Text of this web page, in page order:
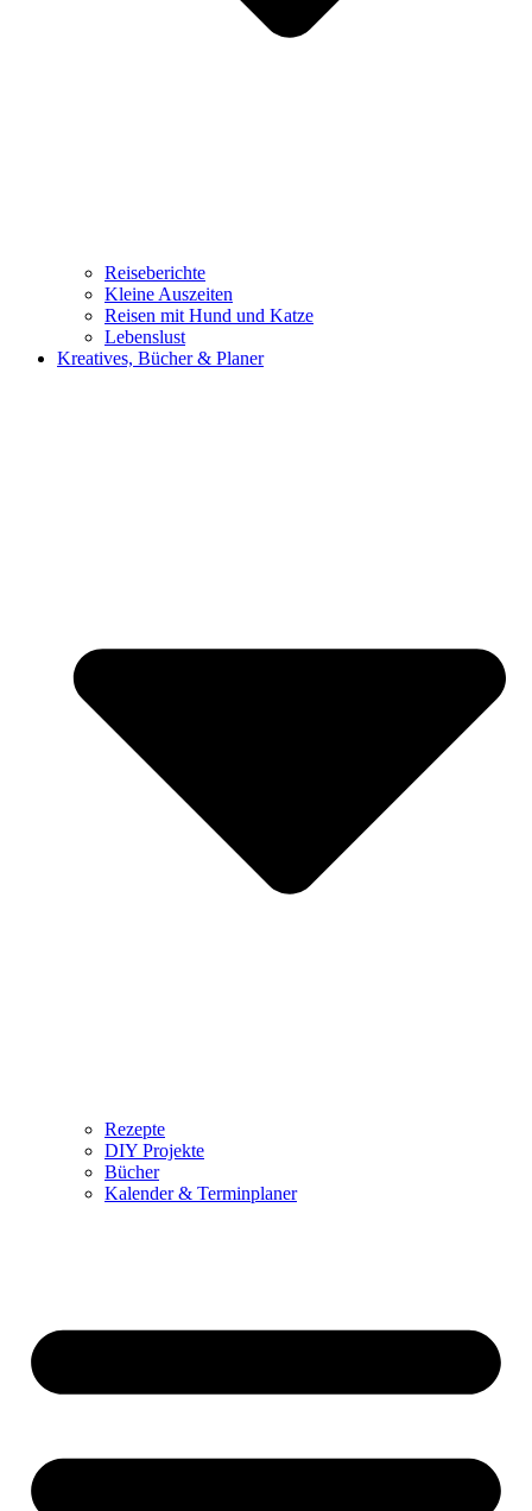
Reiseberichte
Kleine Auszeiten
Reisen mit Hund und Katze
Lebenslust
Kreatives, Bücher & Planer
Rezepte
DIY Projekte
Bücher
Kalender & Terminplaner